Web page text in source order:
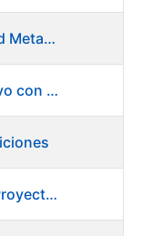
OE 17/23 - Controlador de Calidad Metalurgia
OE 28/23 - Oficial 1ª Administrativo con inglés y francés
OE 33/23 - Ingeniero Auxiliar de Proyectos. Marketing